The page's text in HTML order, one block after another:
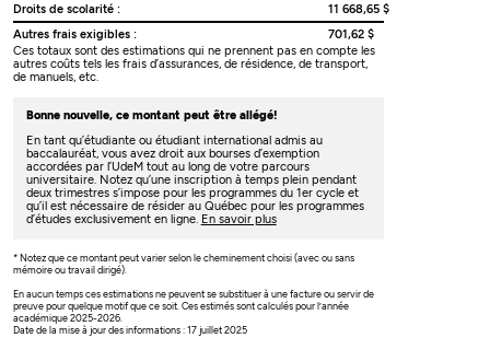
Droits de scolarité :
11 668,65 $
Autres frais exigibles :
701,62 $
Ces totaux sont des estimations qui ne prennent pas en compte les
autres coûts tels les frais d’assurances, de résidence, de transport,
de manuels, etc.
Bonne nouvelle, ce montant peut être allégé!
En tant qu’étudiante ou étudiant international admis au
baccalauréat, vous avez droit aux bourses d’exemption
accordées par l’UdeM tout au long de votre parcours
universitaire. Notez qu’une inscription à temps plein pendant
deux trimestres s’impose pour les programmes du 1er cycle et
qu’il est nécessaire de résider au Québec pour les programmes
d’études exclusivement en ligne. En savoir plus
* Notez que ce montant peut varier selon le cheminement choisi (avec ou sans
mémoire ou travail dirigé).
En aucun temps ces estimations ne peuvent se substituer à une facture ou servir de
preuve pour quelque motif que ce soit. Ces estimés sont calculés pour l’année
académique 2025-2026.
Date de la mise à jour des informations : 17 juillet 2025